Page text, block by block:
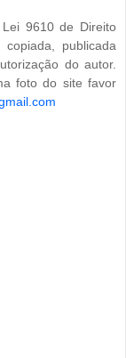
9610 de Direito
publicada
do autor.
foto do site favor